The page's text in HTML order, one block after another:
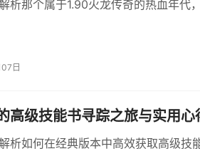
析那个属于1.90火龙传奇的热血年代
日
高级技能书寻踪之旅与实用心
析如何在经典版本中高效获取高级技